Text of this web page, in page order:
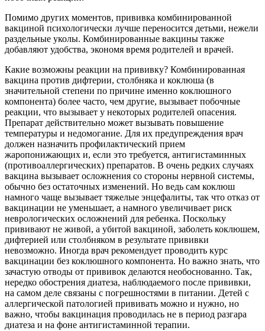
Помимо других моментов, прививка комбинированной
вакциной психологически лучше переносится детьми, нежели
раздельные уколы. Комбинированные вакцины также
добавляют удобства, экономя время родителей и врачей.
Какие возможны реакции на прививку? Комбинированная
вакцина против дифтерии, столбняка и коклюша (в
значительной степени по причине именно коклюшного
компонента) более часто, чем другие, вызывает побочные
реакции, что вызывает у некоторых родителей опасения.
Препарат действительно может вызывать повышение
температуры и недомогание. Для их предупреждения врач
должен назначить профилактический прием
жаропонижающих и, если это требуется, антигистаминных
(противоаллергических) препаратов. В очень редких случаях
вакцина вызывает осложнения со стороны нервной системы,
обычно без остаточных изменений. Но ведь сам коклюш
намного чаще вызывает тяжелые энцефалиты, так что отказ от
вакцинации не уменьшает, а намного увеличивает риск
неврологических осложнений для ребенка. Поскольку
прививают не живой, а убитой вакциной, заболеть коклюшем,
дифтерией или столбняком в результате прививки
невозможно. Иногда врач рекомендует проводить курс
вакцинации без коклюшного компонента. Но важно знать, что
зачастую отводы от прививок делаются необоснованно. Так,
нередко обострения диатеза, наблюдаемого после прививки,
на самом деле связаны с погрешностями в питании. Детей с
аллергической патологией прививать можно и нужно, но
важно, чтобы вакцинация проводилась не в период разгара
диатеза и на фоне антигистаминной терапии.